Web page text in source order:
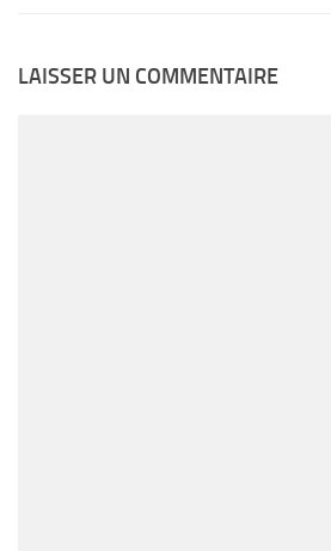
LAISSER UN COMMENTAIRE